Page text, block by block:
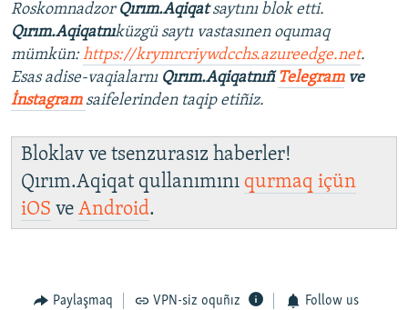
Roskomnadzor Qırım.Aqiqatsaytını blok etti.
Qırım.Aqiqatnıküzgü saytı vastasınen oqumaq
mümkün:https://krymrcriywdcchs.azureedge.net.
Esas adise-vaqialarnı Qırım.Aqiqatnıñ Telegramve
İnstagram saifelerinden taqip etiñiz.
Bloklav ve tsenzurasız haberler!
Qırım.Aqiqat qullanımını qurmaq içün
iOS ve Android.
Paylaşmaq VPN-siz oquñız Follow us